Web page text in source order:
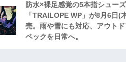
防水×裸足感覚の5本指シューズ
「TRAILOPE WP」が8月6日(
売。雨や雪にも対応、アウト
ペックを日常へ。